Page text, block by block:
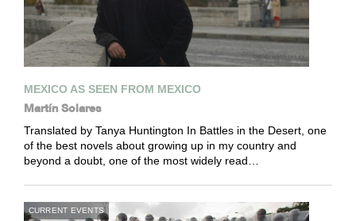
MEXICO AS SEEN FROM MEXICO
Martín Solares
Translated by Tanya Huntington In Battles in the Desert, one
of the best novels about growing up in my country and
beyond a doubt, one of the most widely read…
CURRENT EVENTS